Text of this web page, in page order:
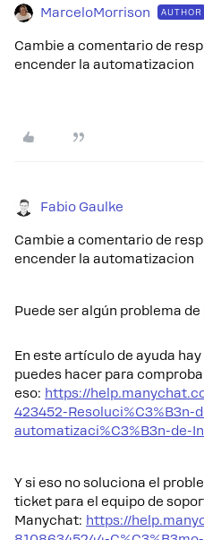
MarceloMorrison AUTHOR
Cambie a comentario de
encender la automatizacion
Fabio Gaulke
Cambie a comentario de
encender la automatizacion
Puede ser algún problema
En este artículo de ayuda
puedes hacer para
eso: https://
423452-Resoluci%C3%B3n-
automatizaci%C3%B3n-de-
Y si eso no soluciona el
ticket para el equipo de
Manychat: https://